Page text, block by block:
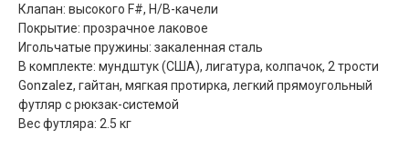
Клапан: высокого F#, H/B-качели
Покрытие: прозрачное лаковое
Игольчатые пружины: закаленная сталь
В комплекте: мундштук (США), лигатура, колпачок, 2 трости
Gonzalez, гайтан, мягкая протирка, легкий прямоугольный
футляр с рюкзак-системой
Вес футляра: 2.5 кг